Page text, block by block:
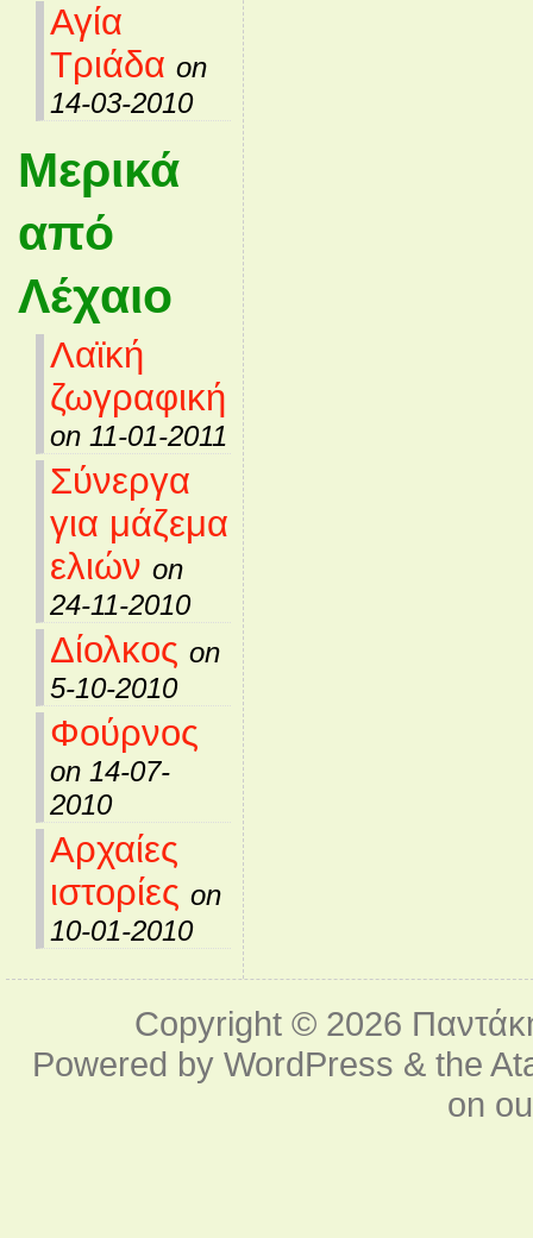
Αγία
Τριάδα on
14-03-2010
Μερικά
από
Λέχαιο
Λαϊκή
ζωγραφική
on 11-01-2011
Σύνεργα
για μάζεμα
ελιών on
24-11-2010
Δίολκος on
5-10-2010
Φούρνος
on 14-07-
2010
Αρχαίες
ιστορίες on
10-01-2010
Copyright © 2026
Powered byWordPress & the
on